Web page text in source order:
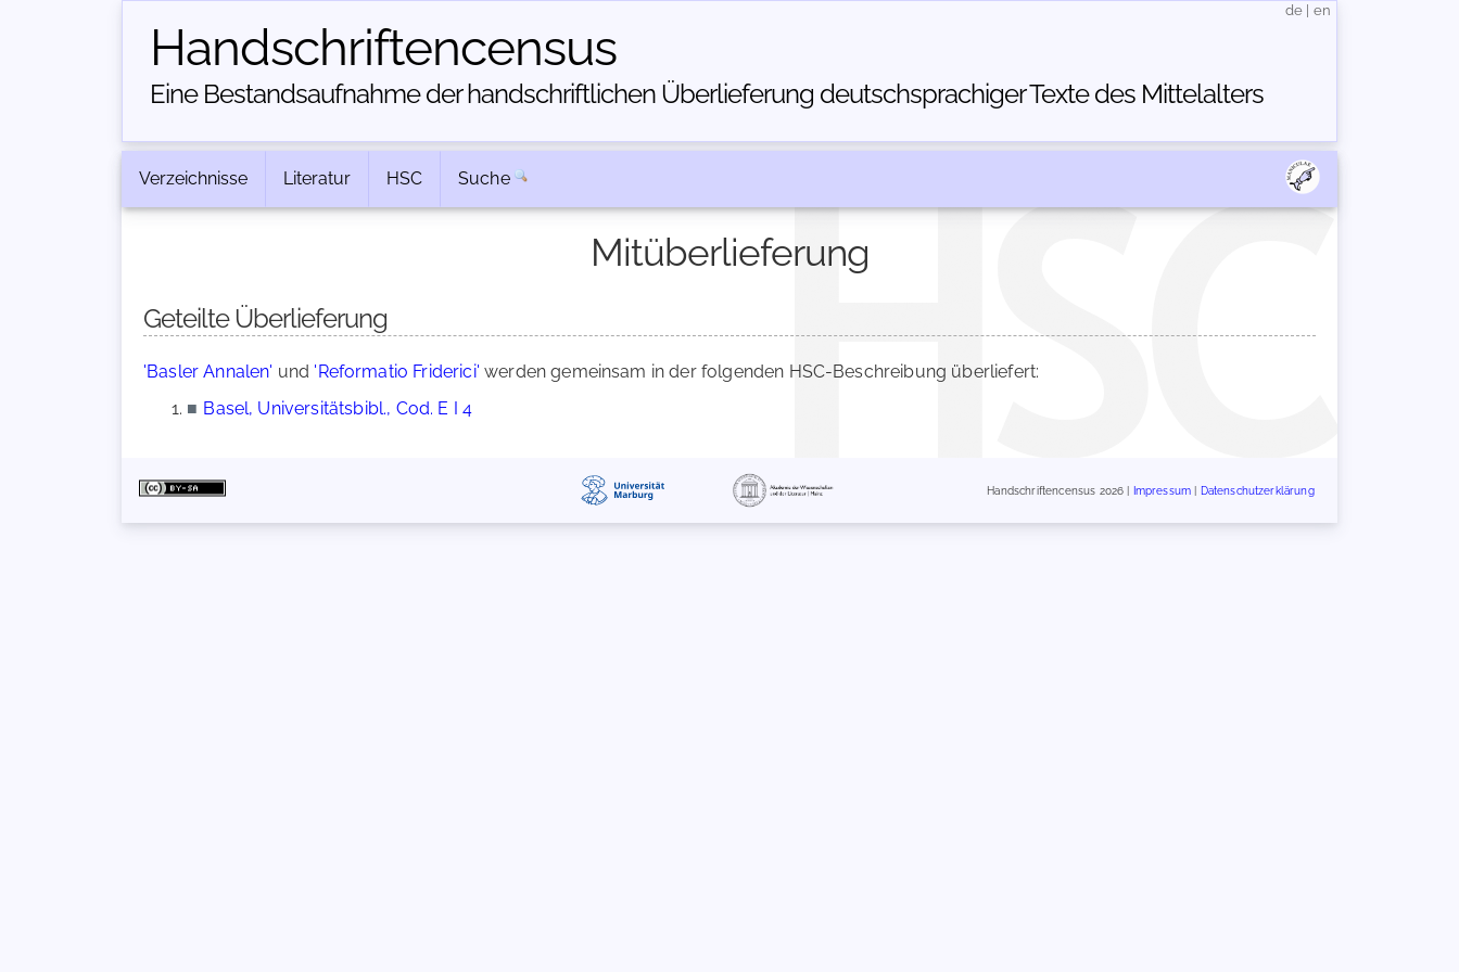
Handschriften­census
Eine Bestandsaufnahme der handschriftlichen Über­lieferung deutschsprachiger Texte des Mittelalters
de en
Verzeichnisse Literatur HSC Suche
Mitüberlieferung
Geteilte Überlieferung
'Basler Annalen' und 'Reformatio Friderici' werden gemeinsam in der folgenden HSC-Beschreibung überliefert:
■ Basel, Universitätsbibl., Cod. E I 4
Handschriftencensus 2026 | Impressum Datenschutzerklärung